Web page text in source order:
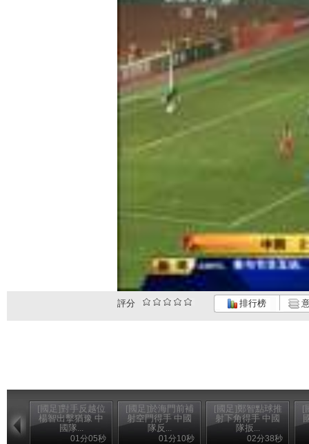
評分 排行榜
[國足]對手反越位
楊智出擊猶豫 中
國隊...
01分05秒
[國足]於海門前補
射空門得手 中國
隊反...
01分10秒
[國足]鄭智點球推
射下角得手 中國
隊扳...
02分38秒
[